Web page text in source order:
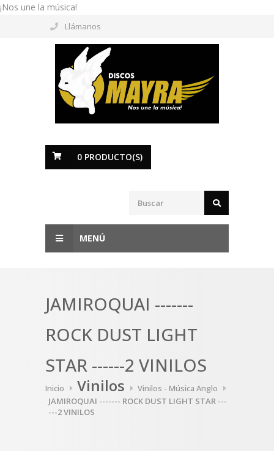
¡Nos une la música!
Llámanos
0 PRODUCTO(S)
MENÚ
JAMIROQUAI -------
ROCK DUST LIGHT
STAR ------2 VINILOS
Inicio Vinilos
Vinilos - Música Anglo
JAMIROQUAI ------- ROCK DUST LIGHT STAR ---
---2 VINILOS